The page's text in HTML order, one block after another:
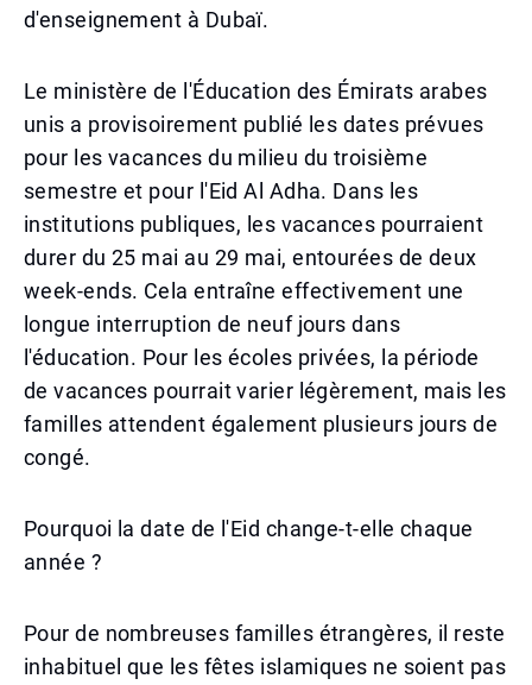
d'enseignement à Dubaï.
Le ministère de l'Éducation des Émirats arabes
unis a provisoirement publié les dates prévues
pour les vacances du milieu du troisième
semestre et pour l'Eid Al Adha. Dans les
institutions publiques, les vacances pourraient
durer du 25 mai au 29 mai, entourées de deux
week-ends. Cela entraîne effectivement une
longue interruption de neuf jours dans
l'éducation. Pour les écoles privées, la période
de vacances pourrait varier légèrement, mais les
familles attendent également plusieurs jours de
congé.
Pourquoi la date de l'Eid change-t-elle chaque
année ?
Pour de nombreuses familles étrangères, il reste
inhabituel que les fêtes islamiques ne soient pas